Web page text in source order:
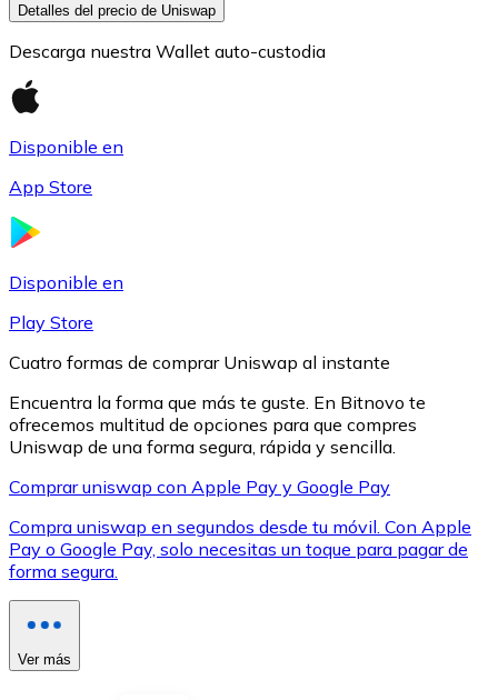
Litecoin
LTC
Ver todo
Compra criptomonedas con efectivo en tu tienda más
Detalles del precio de Uniswap
Descarga nuestra Wallet auto-custodia
Disponible en
App Store
Disponible en
Play Store
Cuatro formas de comprar Uniswap al instante
Encuentra la forma que más te guste. En Bitnovo te
ofrecemos multitud de opciones para que compres
Uniswap de una forma segura, rápida y sencilla.
Comprar uniswap con Apple Pay y Google Pay
Compra uniswap en segundos desde tu móvil. Con Apple
Pay o Google Pay, solo necesitas un toque para pagar de
forma segura.
Ver más